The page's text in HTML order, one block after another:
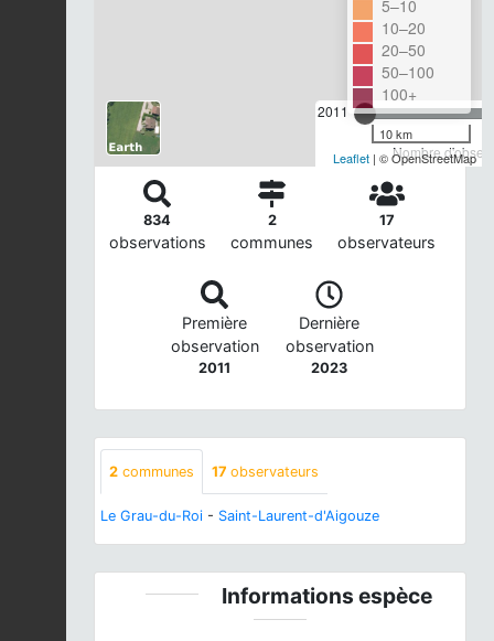
2011
Nombre
5–10
10–20
20–50
50–100
100+
10 km
Leaflet | © OpenStreetMap
834
observations
2
communes
17
observateurs
Première
observation
2011
Dernière
observation
2023
2 communes 17 observateurs
Le Grau-du-Roi - Saint-Laurent-d'Aigouze
Informations espèce